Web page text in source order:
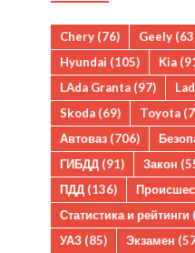
Chery (76) Geely
Hyundai (105) Kia
LAda Granta (97)
Skoda (69) Toyota
Автоваз (706)
ГИБДД (91) Закон
ПДД (136)
Статистика и рейтинги
УАЗ (85) Экзамен